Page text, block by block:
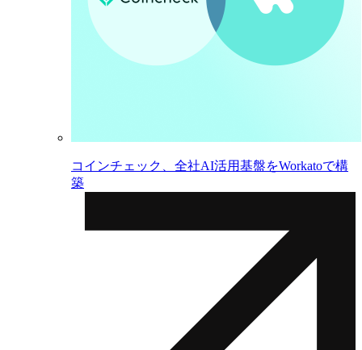
コインチェック、全社AI活用基盤をWorkatoで構
築